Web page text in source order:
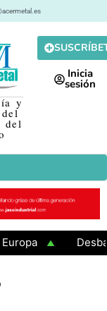
y
del
Inicia
sesión